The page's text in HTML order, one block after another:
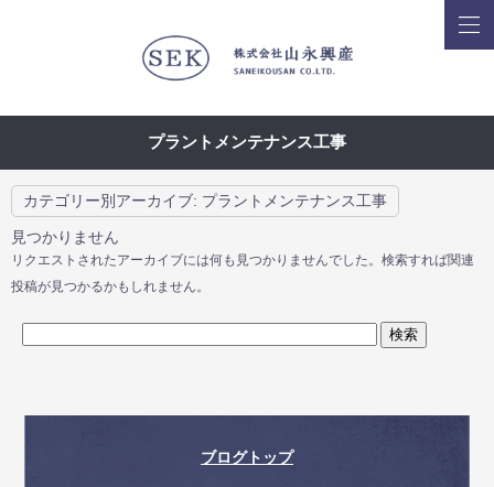
プラントメンテナンス工事
カテゴリー別アーカイブ: プラントメンテナンス工事
見つかりません
リクエストされたアーカイブには何も見つかりませんでした。検索すれば関連
投稿が見つかるかもしれません。
ブログトップ